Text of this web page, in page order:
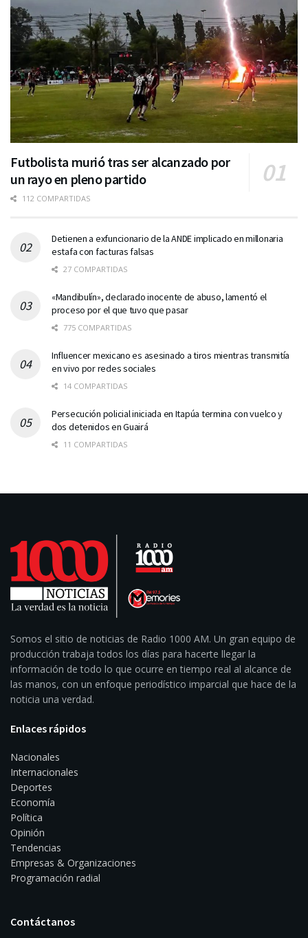
Futbolista murió tras ser alcanzado por
un rayo en pleno partido
112 COMPARTIDAS
Detienen a exfuncionario de la ANDE implicado en millonaria
estafa con facturas falsas
27 COMPARTIDAS
«Mandibulín», declarado inocente de abuso, lamentó el
proceso por el que tuvo que pasar
775 COMPARTIDAS
Influencer mexicano es asesinado a tiros mientras transmitía
en vivo por redes sociales
14 COMPARTIDAS
Persecución policial iniciada en Itapúa termina con vuelco y
dos detenidos en Guairá
11 COMPARTIDAS
Somos el sitio de noticias de Radio 1000 AM. Un gran equipo de
producción trabaja todos los días para hacerte llegar la
información de todo lo que ocurre en tiempo real al alcance de
las manos, con un enfoque periodístico imparcial que hace de la
noticia una verdad.
Enlaces rápidos
Nacionales
Internacionales
Deportes
Economía
Política
Opinión
Tendencias
Empresas & Organizaciones
Programación radial
Contáctanos